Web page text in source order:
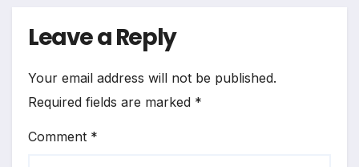
Leave a Reply
Your email address will not be published.
Required fields are marked *
Comment *